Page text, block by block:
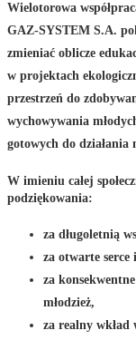
Wielotorowa
GAZ-SYSTEM S.A.
zmieniać oblicze
w projektach
przestrzeń do
wychowywania
gotowych do działania
W imieniu całej
podziękowania:
za długoletnią
za otwarte serce
za
młodzież,
za realny